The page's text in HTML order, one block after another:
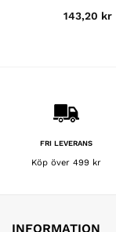
143,20 kr
FRI LEVERANS
Köp över 499 kr
INFORMATION